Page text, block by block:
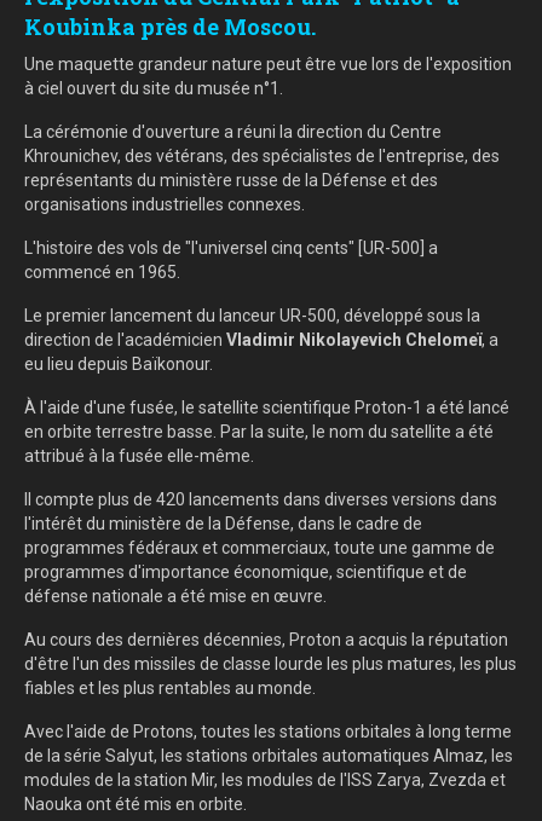
Koubinka près de Moscou.
Une maquette grandeur nature peut être vue lors de l'exposition
à ciel ouvert du site du musée n°1.
La cérémonie d'ouverture a réuni la direction du Centre
Khrounichev, des vétérans, des spécialistes de l'entreprise, des
représentants du ministère russe de la Défense et des
organisations industrielles connexes.
L'histoire des vols de "l'universel cinq cents" [UR-500] a
commencé en 1965.
Le premier lancement du lanceur UR-500, développé sous la
direction de l'académicien Vladimir Nikolayevich Chelomeï, a
eu lieu depuis Baïkonour.
À l'aide d'une fusée, le satellite scientifique Proton-1 a été lancé
en orbite terrestre basse. Par la suite, le nom du satellite a été
attribué à la fusée elle-même.
Il compte plus de 420 lancements dans diverses versions dans
l'intérêt du ministère de la Défense, dans le cadre de
programmes fédéraux et commerciaux, toute une gamme de
programmes d'importance économique, scientifique et de
défense nationale a été mise en œuvre.
Au cours des dernières décennies, Proton a acquis la réputation
d'être l'un des missiles de classe lourde les plus matures, les plus
fiables et les plus rentables au monde.
Avec l'aide de Protons, toutes les stations orbitales à long terme
de la série Salyut, les stations orbitales automatiques Almaz, les
modules de la station Mir, les modules de l'ISS Zarya, Zvezda et
Naouka ont été mis en orbite.